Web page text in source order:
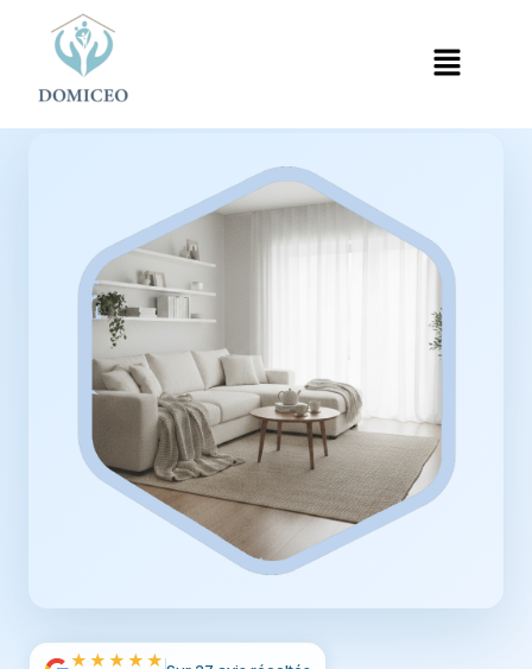
Accueil›Ménage à Domicile
★★★★★
Panneau de gestion des cookies